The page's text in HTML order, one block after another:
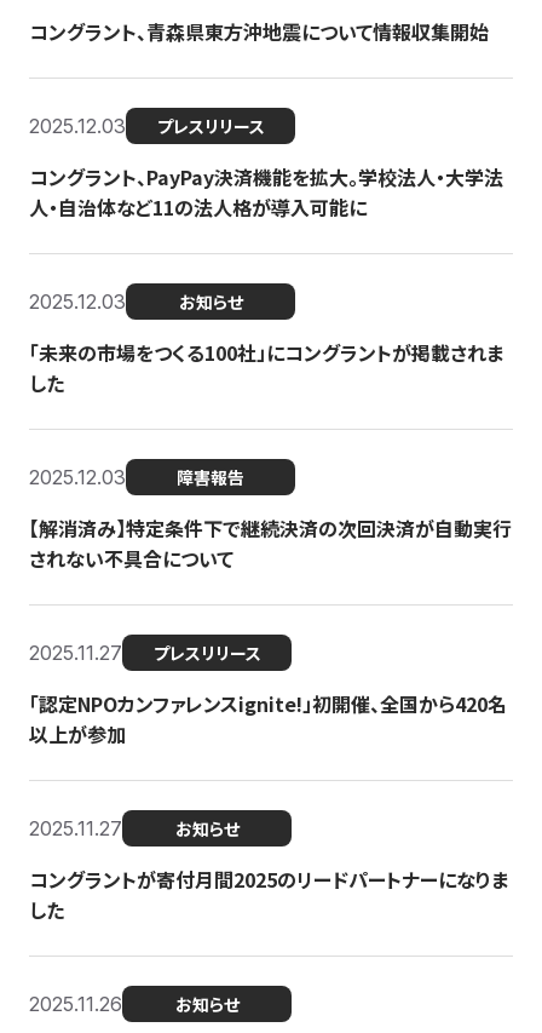
コングラント、青森県東方沖地震について情報収集開始
2025.12.03 プレスリリース
コングラント、PayPay決済機能を拡大。学校法人・大学法
人・自治体など11の法人格が導入可能に
2025.12.03 お知らせ
「未来の市場をつくる100社」にコングラントが掲載されま
した
2025.12.03 障害報告
【解消済み】特定条件下で継続決済の次回決済が自動実行
されない不具合について
2025.11.27 プレスリリース
「認定NPOカンファレンスignite!」初開催、全国から420名
以上が参加
2025.11.27 お知らせ
コングラントが寄付月間2025のリードパートナーになりま
した
2025.11.26 お知らせ